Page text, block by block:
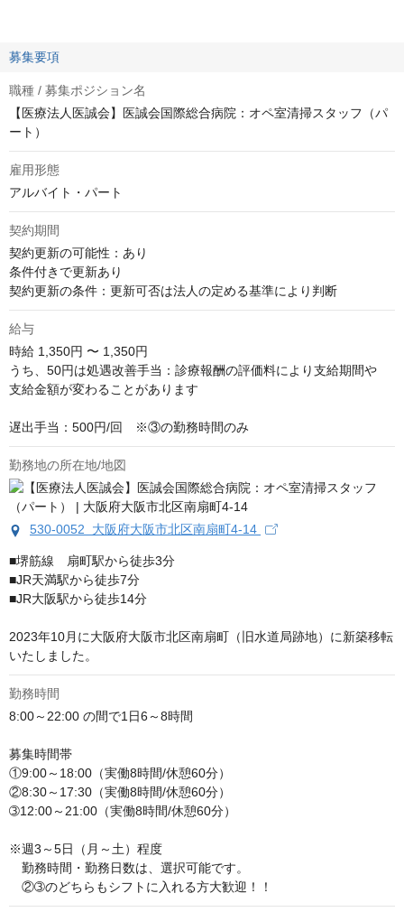
募集要項
職種 / 募集ポジション名
【医療法人医誠会】医誠会国際総合病院：オペ室清掃スタッフ（パ
ート）
雇用形態
アルバイト・パート
契約期間
契約更新の可能性：あり
条件付きで更新あり
契約更新の条件：更新可否は法人の定める基準により判断
給与
時給 1,350円 〜 1,350円
うち、50円は処遇改善手当：診療報酬の評価料により支給期間や
支給金額が変わることがあります
遅出手当：500円/回　※③の勤務時間のみ
勤務地の所在地/地図
530-0052 大阪府大阪市北区南扇町4-14
■堺筋線　扇町駅から徒歩3分
■JR天満駅から徒歩7分
■JR大阪駅から徒歩14分
2023年10月に大阪府大阪市北区南扇町（旧水道局跡地）に新築移転
いたしました。
勤務時間
8:00～22:00 の間で1日6～8時間
募集時間帯
①9:00～18:00（実働8時間/休憩60分）
②8:30～17:30（実働8時間/休憩60分）
➂12:00～21:00（実働8時間/休憩60分）
※週3～5日（月～土）程度
勤務時間・勤務日数は、選択可能です。
②➂のどちらもシフトに入れる方大歓迎！！